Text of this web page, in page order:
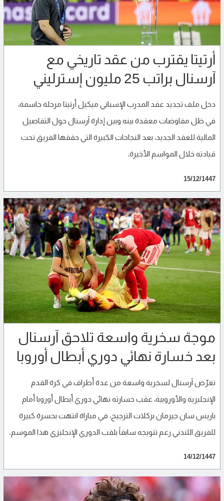
أرتيتا يقترب من عقد تاريخي مع
آرسنال براتب 25 مليون إسترليني
دخل ملف تجديد عقد المدرب الإسباني ميكيل أرتيتا مرحلة حاسمة،
في ظل مفاوضات معقدة بينه وبين إدارة آرسنال حول التفاصيل
المالية للعقد الجديد، بعد النجاحات الكبيرة التي حققها الفريق تحت
قيادته خلال المواسم الأخيرة.
15/12/1447
موجة سخرية واسعة تلاحق آرسنال
بعد خسارة نهائي دوري أبطال أوروبا
تعرّض آرسنال لسخرية واسعة من عدة أطراف في كرة القدم
الإنجليزية والأوروبية، عقب خسارته نهائي دوري أبطال أوروبا أمام
باريس سان جيرمان بركلات الترجيح، في مباراة انتهت بحسرة كبيرة
للفريق اللندني رغم تتويجه سابقاً بلقب الدوري الإنجليزي هذا الموسم.
14/12/1447